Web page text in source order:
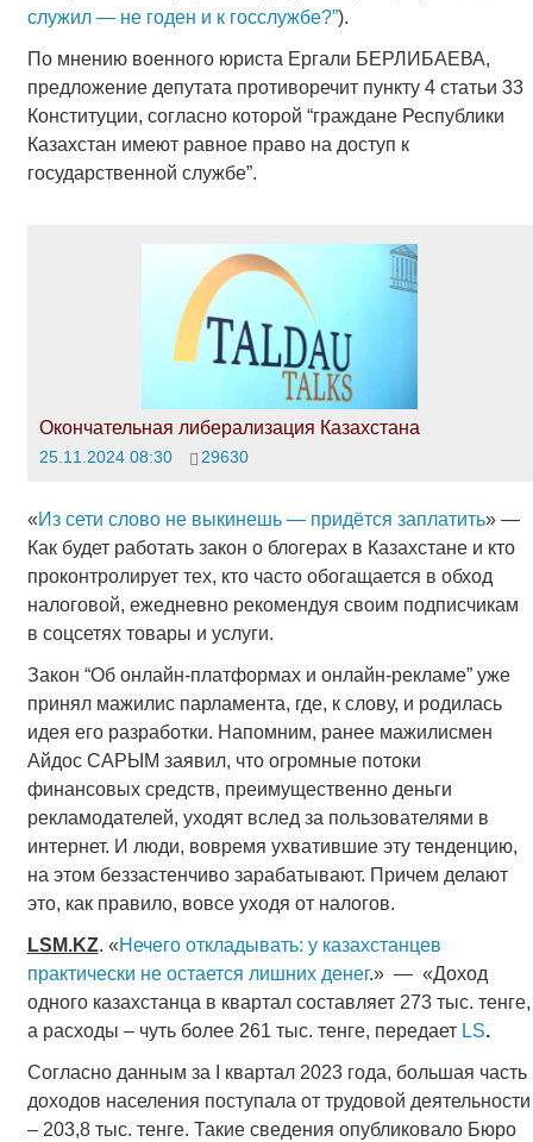
служил — не годен и к госслужбе?”).
По мнению военного юриста Ергали БЕРЛИБАЕВА,
предложение депутата противоречит пункту 4 статьи 33
Конституции, согласно которой “граждане Рес­публики
Казахстан имеют равное право на доступ к
государственной службе”.
Окончательная либерализация Казахстана
25.11.2024 08:30 29630
«Из сети слово не выкинешь — придётся заплатить» —
Как будет работать закон о блогерах в Казахстане и кто
проконтролирует тех, кто часто обогащается в обход
налоговой, ежедневно рекомендуя своим подписчикам
в соцсетях товары и услуги.
Закон “Об онлайн-платформах и онлайн-рекламе” уже
принял мажилис парламента, где, к слову, и родилась
идея его разработки. Напомним, ранее мажилисмен
Айдос САРЫМ заявил, что огромные потоки
финансовых средств, преимущественно деньги
рекламодателей, уходят вслед за пользователями в
интернет. И люди, вовремя ухватившие эту тенденцию,
на этом беззастенчиво зарабатывают. Причем делают
это, как правило, вовсе уходя от налогов.
LSМ.KZ. «Нечего откладывать: у казахстанцев
практически не остается лишних денег.» — «Доход
одного казахстанца в квартал составляет 273 тыс. тенге,
а расходы – чуть более 261 тыс. тенге, передает LS.
Согласно данным за I квартал 2023 года, большая часть
доходов населения поступала от трудовой деятельности
– 203,8 тыс. тенге. Такие сведения опубликовало Бюро